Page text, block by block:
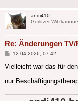
andi410
Görlitzer Witzkanone
Re: Änderungen TV/
Beitrag
12.04.2026, 07:42
Vielleicht war das für
nur